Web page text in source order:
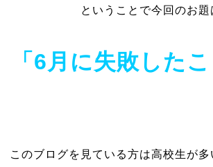
ということで今回のお題
「6月に失敗したこ
このブログを見ている方は高校生が